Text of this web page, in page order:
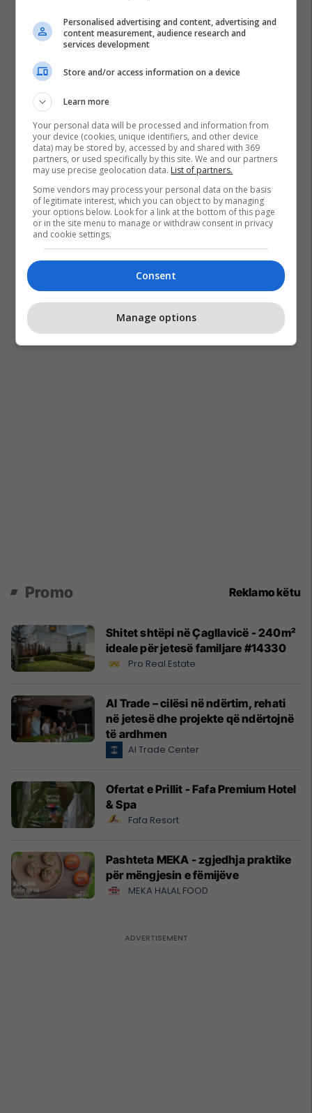
Heroina E Qytetit
28 Nëntori
Lutfi Haziri
Promo Reklamo këtu
Shitet shtëpi në Çagllavicë - 240m²
ideale për jetesë familjare #14330
Pro Real Estate
Al Trade – cilësi në ndërtim, rehati
në jetesë dhe projekte që ndërtojnë
të ardhmen
Al Trade Center
Ofertat e Prillit - Fafa Premium Hotel
& Spa
Fafa Resort
Pashteta MEKA - zgjedhja praktike
për mëngjesin e fëmijëve
MEKA HALAL FOOD
Personalised advertising and content, advertising and
content measurement, audience research and
services development
Store and/or access information on a device
Learn more
Your personal data will be processed and information from
your device (cookies, unique identifiers, and other device
data) may be stored by, accessed by and shared with 369
partners, or used specifically by this site. We and our partners
may use precise geolocation data. List of partners.
Some vendors may process your personal data on the basis
of legitimate interest, which you can object to by managing
your options below. Look for a link at the bottom of this page
or in the site menu to manage or withdraw consent in privacy
and cookie settings.
Consent
Manage options